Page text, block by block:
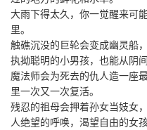
大雨下得太久，你一觉醒来可
里。
触礁沉没的巨轮会变成幽灵船
执拗聪明的小男孩，也能从阴
魔法师会为死去的仇人造一座
里一次又一次复活。
残忍的祖母会押着孙女当妓女
人绝望的呼唤，渴望自由的女